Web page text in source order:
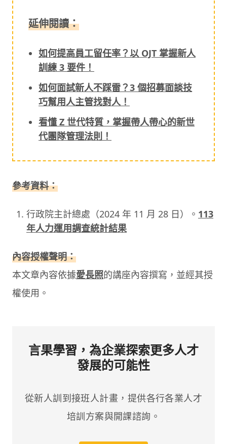
延伸閱讀：
如何提高員工留任率？以 OJT 掌握新人
訓練 3 要件！
如何面試新人不踩雷？3 個招募面談技
巧幫用人主管找對人！
看懂 Z 世代特質，掌握帶人帶心的新世
代團隊管理法則！
參考資料：
行政院主計總處（2024 年 11 月 28 日）。 113
年人力運用調查統計結果
內容授權聲明：
本文章內容依據愛長照的講座內容撰寫，並經其授
權使用。
言果學習，為企業探索更多人才
發展的可能性
從新人訓到接班人計畫，提供各行各業人才
培訓方案與開課諮詢。